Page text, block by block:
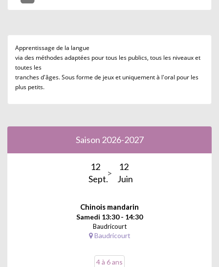
Apprentissage de la langue
via des méthodes adaptées pour tous les publics, tous les niveaux et
toutes les
tranches d'âges. Sous forme de jeux et uniquement à l'oral pour les
plus petits.
Saison 2026-2027
12
Sept.
12
Juin
Chinois mandarin
Samedi 13:30 - 14:30
Baudricourt
Baudricourt
4 à 6 ans